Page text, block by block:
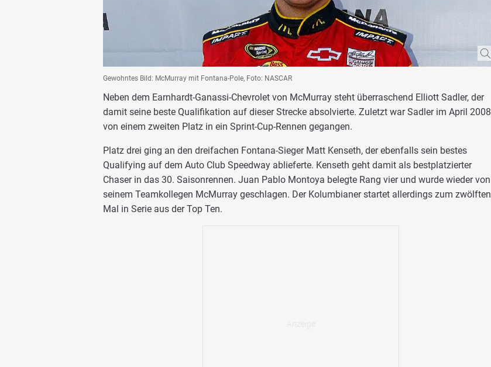
Gewohntes Bild: McMurray mit Fontana-Pole, Foto: NASCAR
Neben dem Earnhardt-Ganassi-Chevrolet von McMurray steht überraschend Elliott Sadler, der
damit seine beste Qualifikation auf dieser Strecke absolvierte. Zuletzt war Sadler im April 2008
von einem zweiten Platz in ein Sprint-Cup-Rennen gegangen.
Platz drei ging an den dreifachen Fontana-Sieger Matt Kenseth, der ebenfalls sein bestes
Qualifying auf dem Auto Club Speedway ablieferte. Kenseth geht damit als bestplatzierter
Chaser in das 30. Saisonrennen. Juan Pablo Montoya belegte Rang vier und wurde wieder von
seinem Teamkollegen McMurray geschlagen. Der Kolumbianer startet allerdings zum zwölften
Mal in Serie aus der Top Ten.